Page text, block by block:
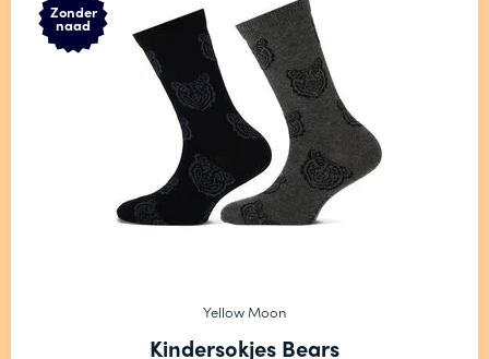
Zonder
naad
Yellow Moon
Kindersokjes Bears